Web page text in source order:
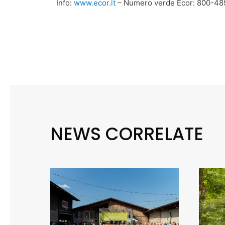
Info: www.ecor.it – Numero verde Ecor: 800-
NEWS CORRELATE